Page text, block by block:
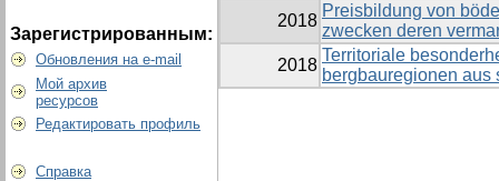
Зарегистрированным:
Обновления на e-mail
Мой архив
ресурсов
Редактировать профиль
Справка
2018
Preisbildung von
zwecken deren
2018
Territoriale
bergbauregionen